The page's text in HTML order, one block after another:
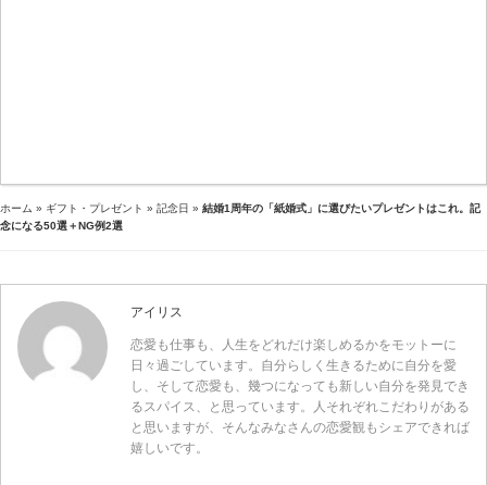
ホーム » ギフト・プレゼント » 記念日 » 結婚1周年の「紙婚式」に選びたいプレゼントはこれ。記
念になる50選＋NG例2選
アイリス
恋愛も仕事も、人生をどれだけ楽しめるかをモットーに
日々過ごしています。自分らしく生きるために自分を愛
し、そして恋愛も、幾つになっても新しい自分を発見でき
るスパイス、と思っています。人それぞれこだわりがある
と思いますが、そんなみなさんの恋愛観もシェアできれば
嬉しいです。